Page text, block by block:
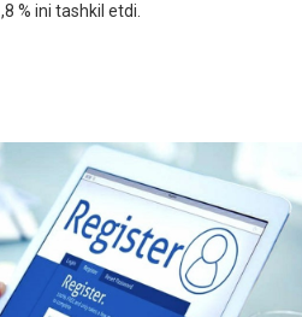
% ini tashkil etdi.